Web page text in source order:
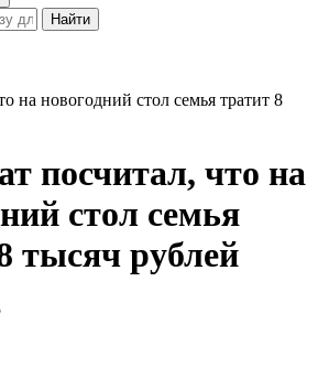
Найти
на новогодний стол семья тратит 8
посчитал, что на
стол семья
тысяч рублей